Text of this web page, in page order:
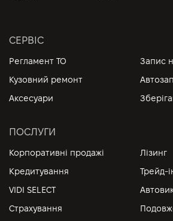
СЕРВІС
Регламент ТО
Запис
Кузовний ремонт
Аксесуари
ПОСЛУГИ
Корпоративні продажі
Лізинг
Кредитування
Трейд-
VIDI SELECT
Страхування